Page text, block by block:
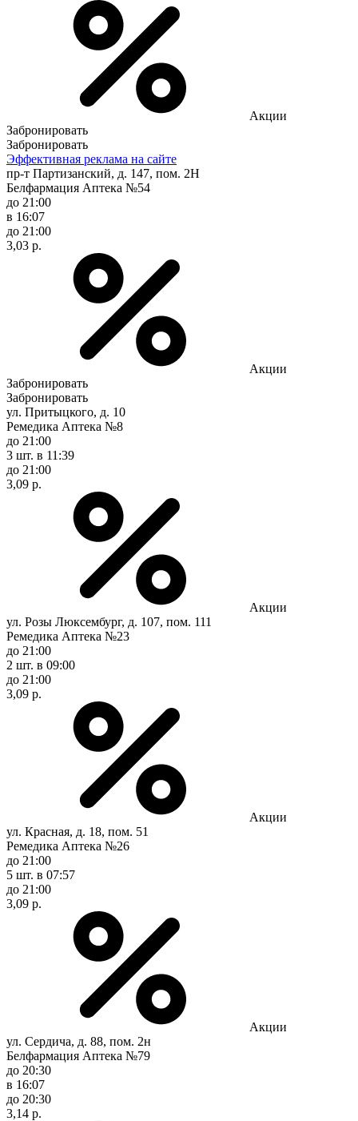
Акции
Забронировать
Забронировать
Эффективная реклама на сайте
пр-т Партизанский, д. 147, пом. 2Н
Белфармация Аптека №54
до 21:00
в 16:07
до 21:00
3,03 р.
Акции
Забронировать
Забронировать
ул. Притыцкого, д. 10
Ремедика Аптека №8
до 21:00
3 шт. в 11:39
до 21:00
3,09 р.
Акции
ул. Розы Люксембург, д. 107, пом. 111
Ремедика Аптека №23
до 21:00
2 шт. в 09:00
до 21:00
3,09 р.
Акции
ул. Красная, д. 18, пом. 51
Ремедика Аптека №26
до 21:00
5 шт. в 07:57
до 21:00
3,09 р.
Акции
ул. Сердича, д. 88, пом. 2н
Белфармация Аптека №79
до 20:30
в 16:07
до 20:30
3,14 р.